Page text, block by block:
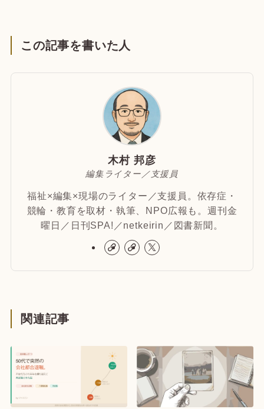
この記事を書いた人
木村 邦彦
編集ライター／支援員
福祉×編集×現場のライター／支援員。依存症・
競輪・教育を取材・執筆、NPO広報も。週刊金
曜日／日刊SPA!／netkeirin／図書新聞。
関連記事